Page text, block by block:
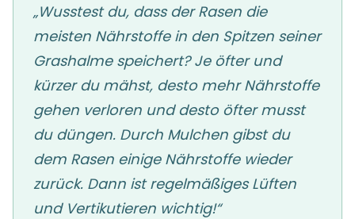
„Wusstest du, dass der Rasen die
meisten Nährstoffe in den Spitzen seiner
Grashalme speichert? Je öfter und
kürzer du mähst, desto mehr Nährstoffe
gehen verloren und desto öfter musst
du düngen. Durch Mulchen gibst du
dem Rasen einige Nährstoffe wieder
zurück. Dann ist regelmäßiges Lüften
und Vertikutieren wichtig!“